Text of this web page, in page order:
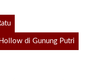
di Gunung Putri